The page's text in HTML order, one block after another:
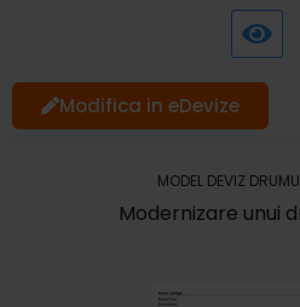
Modifica in eDevize
MODEL DEVIZ
Modernizare unui